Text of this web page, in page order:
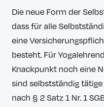
Die neue Form der
dass für alle
eine
besteht. Für
Knackpunkt noch eine
sind selbstständig
nach § 2 Satz 1 Nr. 1